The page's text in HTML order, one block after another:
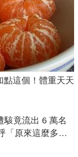
點這個！體重天天
駭竟流出 6 萬名
「原來這麼多人